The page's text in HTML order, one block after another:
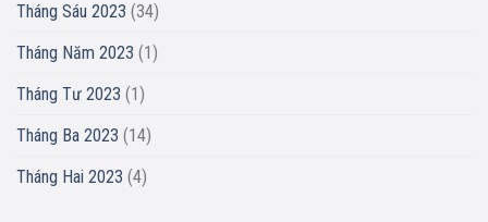
Tháng Sáu 2023 (34)
Tháng Năm 2023 (1)
Tháng Tư 2023 (1)
Tháng Ba 2023 (14)
Tháng Hai 2023 (4)